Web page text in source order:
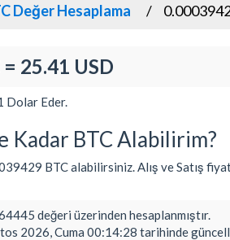
Değer Hesaplama
25.41 USD
Dolar Eder.
Kadar BTC Alabilirim?
BTC alabilirsiniz. Alış ve Satış
değeri üzerinden hesaplanmıştır.
2026, Cuma 00:14:28 tarihinde